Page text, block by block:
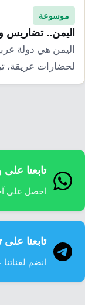
موسوعة
اليمن.. تضاريس
اليمن هي دولة
لحضارات عريقة،
تابعنا
احصل على
تابعنا على
انضم